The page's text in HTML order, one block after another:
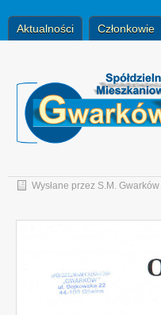
Aktualności Członkowie
Wysłane przez S.M. Gwarków